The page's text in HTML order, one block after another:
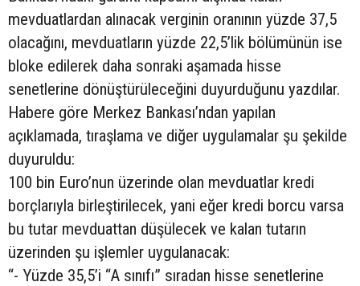
mevduatlardan alınacak verginin oranının yüzde 37,5
olacağını, mevduatların yüzde 22,5’lik bölümünün ise
bloke edilerek daha sonraki aşamada hisse
senetlerine dönüştürüleceğini duyurduğunu yazdılar.
Habere göre Merkez Bankası’ndan yapılan
açıklamada, tıraşlama ve diğer uygulamalar şu şekilde
duyuruldu:
100 bin Euro’nun üzerinde olan mevduatlar kredi
borçlarıyla birleştirilecek, yani eğer kredi borcu varsa
bu tutar mevduattan düşülecek ve kalan tutarın
üzerinden şu işlemler uygulanacak:
“- Yüzde 35,5’i “A sınıfı” sıradan hisse senetlerine